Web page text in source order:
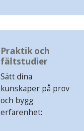
Praktik och
fältstudier
Sätt dina
kunskaper på prov
och bygg
erfarenhet: